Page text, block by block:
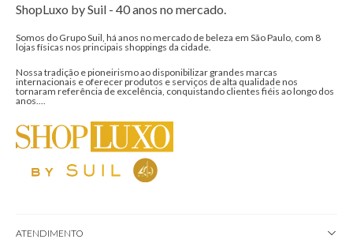
ShopLuxo by Suil - 40 anos no mercado.
Somos do Grupo Suil, há anos no mercado de beleza em São Paulo, com 8
lojas físicas nos principais shoppings da cidade.
Nossa tradição e pioneirismo ao disponibilizar grandes marcas
internacionais e oferecer produtos e serviços de alta qualidade nos
tornaram referência de excelência, conquistando clientes fiéis ao longo dos
anos....
ATENDIMENTO